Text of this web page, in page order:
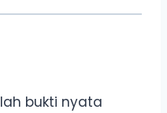
bukti nyata